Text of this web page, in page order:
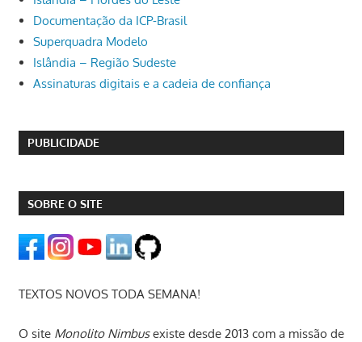
Documentação da ICP-Brasil
Superquadra Modelo
Islândia – Região Sudeste
Assinaturas digitais e a cadeia de confiança
PUBLICIDADE
SOBRE O SITE
TEXTOS NOVOS TODA SEMANA!
O site Monolito Nimbusexiste desde 2013 com a missão de